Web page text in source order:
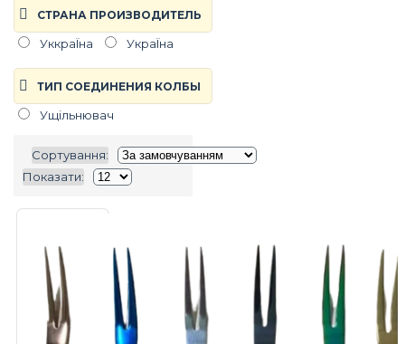
СТРАНА ПРОИЗВОДИТЕЛЬ
УккраЇна УкраЇна
ТИП СОЕДИНЕНИЯ КОЛБЫ
Ущільнювач
Сортування:
Показати: